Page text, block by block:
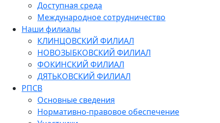
Доступная среда
Международное сотрудничество
Наши филиалы
КЛИНЦОВСКИЙ ФИЛИАЛ
НОВОЗЫБКОВСКИЙ ФИЛИАЛ
ФОКИНСКИЙ ФИЛИАЛ
ДЯТЬКОВСКИЙ ФИЛИАЛ
РПСВ
Основные сведения
Нормативно-правовое обеспечение